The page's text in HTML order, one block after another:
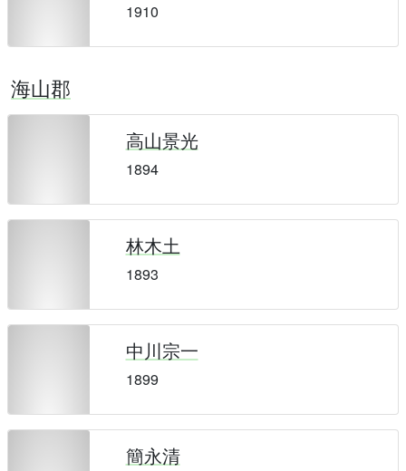
1910
海山郡
高山景光
1894
林木土
1893
中川宗一
1899
簡永清